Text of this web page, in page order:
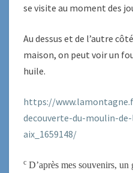
se visite au moment des
Au dessus et de l’autre
maison, on peut voir un
huile.
https://
decouverte-du-moulin-
aix_1659148/
c D’après mes souvenirs,